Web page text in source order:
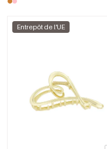
Entrepôt de l'UE